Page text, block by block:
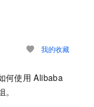
我的收藏
何使用 Alibaba